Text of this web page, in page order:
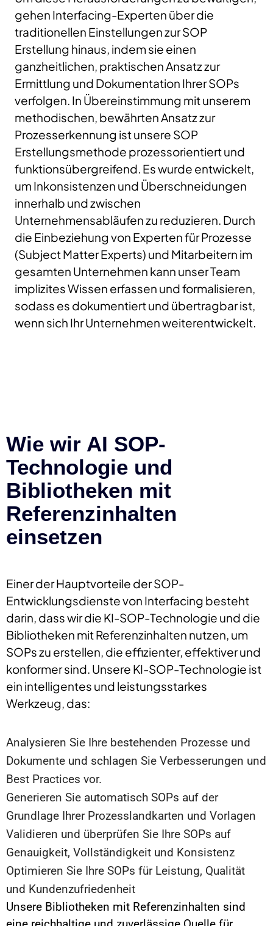
gehen Interfacing-Experten über die
traditionellen Einstellungen zur SOP
Erstellung hinaus, indem sie einen
ganzheitlichen, praktischen Ansatz zur
Ermittlung und Dokumentation Ihrer SOPs
verfolgen. In Übereinstimmung mit unserem
methodischen, bewährten Ansatz zur
Prozesserkennung ist unsere SOP
Erstellungsmethode prozessorientiert und
funktionsübergreifend. Es wurde entwickelt,
um Inkonsistenzen und Überschneidungen
innerhalb und zwischen
Unternehmensabläufen zu reduzieren. Durch
die Einbeziehung von Experten für Prozesse
(Subject Matter Experts) und Mitarbeitern im
gesamten Unternehmen kann unser Team
implizites Wissen erfassen und formalisieren,
sodass es dokumentiert und übertragbar ist,
wenn sich Ihr Unternehmen weiterentwickelt.
Wie wir AI SOP-
Technologie und
Bibliotheken mit
Referenzinhalten
einsetzen
Einer der Hauptvorteile der SOP-
Entwicklungsdienste von Interfacing besteht
darin, dass wir die KI-SOP-Technologie und die
Bibliotheken mit Referenzinhalten nutzen, um
SOPs zu erstellen, die effizienter, effektiver und
konformer sind. Unsere KI-SOP-Technologie ist
ein intelligentes und leistungsstarkes
Werkzeug, das:
Analysieren Sie Ihre bestehenden Prozesse und
Dokumente und schlagen Sie Verbesserungen und
Best Practices vor.
Generieren Sie automatisch SOPs auf der
Grundlage Ihrer Prozesslandkarten und Vorlagen
Validieren und überprüfen Sie Ihre SOPs auf
Genauigkeit, Vollständigkeit und Konsistenz
Optimieren Sie Ihre SOPs für Leistung, Qualität
und Kundenzufriedenheit
Unsere Bibliotheken mit Referenzinhalten sind